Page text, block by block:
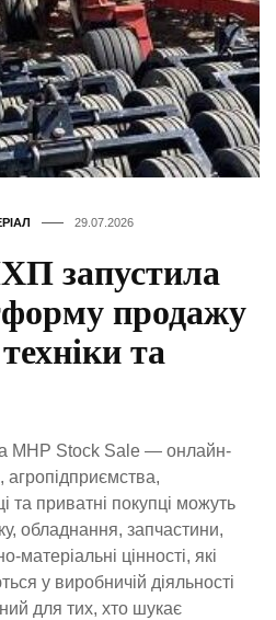
29.07.2026
запустила
продажу
та
MHP Stock Sale — онлайн-
та приватні покупці можуть
обладнання, запчастини,
матеріальні цінності, які
у виробничій діяльності
для тих, хто шукає